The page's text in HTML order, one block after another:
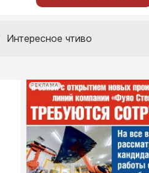
Интересное чтиво
РЕКЛАМА